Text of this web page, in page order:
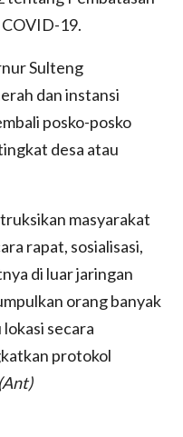
COVID-19.
Sulteng
dan instansi
posko-posko
desa atau
masyarakat
rapat, sosialisasi,
di luar jaringan
orang banyak
lokasi secara
protokol
(Ant)